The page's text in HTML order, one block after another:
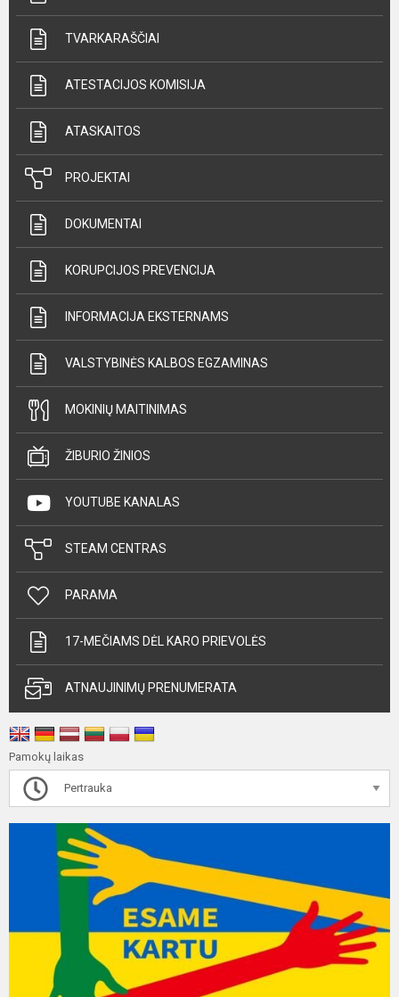
TVARKARAŠČIAI
ATESTACIJOS KOMISIJA
ATASKAITOS
PROJEKTAI
DOKUMENTAI
KORUPCIJOS PREVENCIJA
INFORMACIJA EKSTERNAMS
VALSTYBINĖS KALBOS EGZAMINAS
MOKINIŲ MAITINIMAS
ŽIBURIO ŽINIOS
YOUTUBE KANALAS
STEAM CENTRAS
PARAMA
17-MEČIAMS DĖL KARO PRIEVOLĖS
ATNAUJINIMŲ PRENUMERATA
Pamokų laikas
Pertrauka